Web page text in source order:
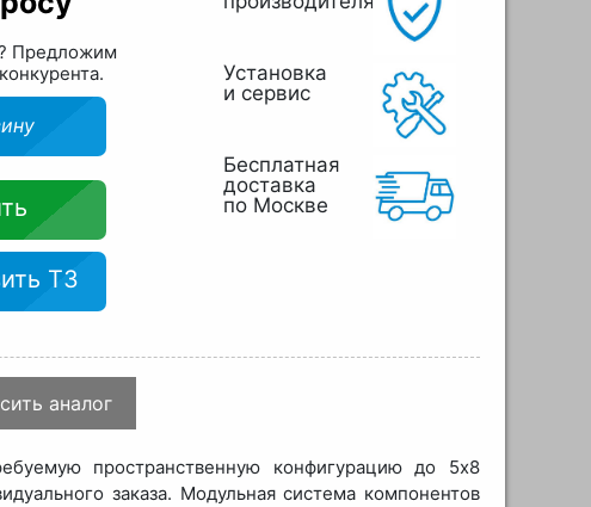
Предложим
ТЗ
Установка
и сервис
Бесплатная
доставка
по Москве
аналог
пространственную конфигурацию до 5x8
заказа. Модульная система компонентов